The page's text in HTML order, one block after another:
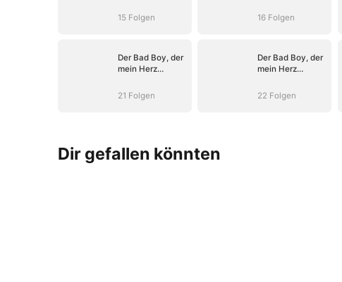
15 Folgen
16 Folgen
Der Bad Boy, der
mein Herz
21 Folgen
Der Bad Boy, der
mein Herz
22 Folgen
Dir gefallen könnten